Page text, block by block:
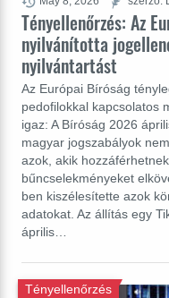
Tényellenőrzés: Az
nyilvánította
nyilvántartást
Az Európai Bíróság
pedofilokkal kapcsolatos
igaz: A Bíróság 2026
magyar jogszabályok
azok, akik
bűncselekményeket
ben kiszélesítette azok
adatokat. Az állítás egy
április…
Tényellenőrzés